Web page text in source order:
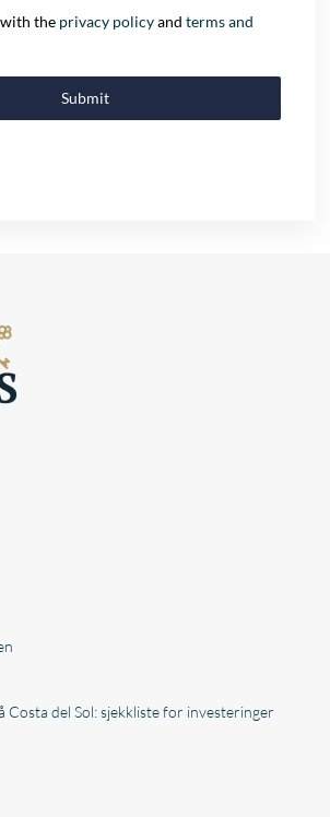
with the privacy policyandterms and
Submit
Costa del Sol: sjekkliste for investeringer